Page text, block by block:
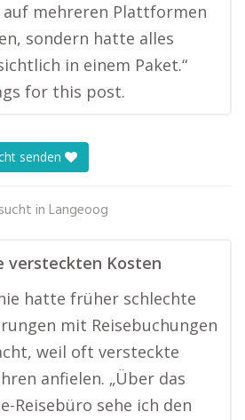
mehreren Plattformen
sondern hatte alles
in einem Paket.“
for this post.
senden
sucht in Langeoog
versteckten Kosten
hatte früher schlechte
mit Reisebuchungen
weil oft versteckte
anfielen. „Über das
Reisebüro sehe ich den